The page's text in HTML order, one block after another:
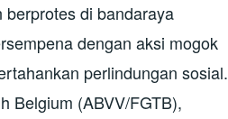
di bandaraya
dengan aksi mogok
perlindungan sosial.
Belgium (ABVV/FGTB),